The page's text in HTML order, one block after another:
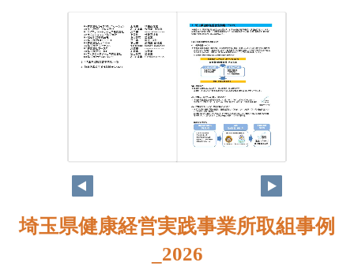
埼玉県健康経営実践事業所取組事例
_2026